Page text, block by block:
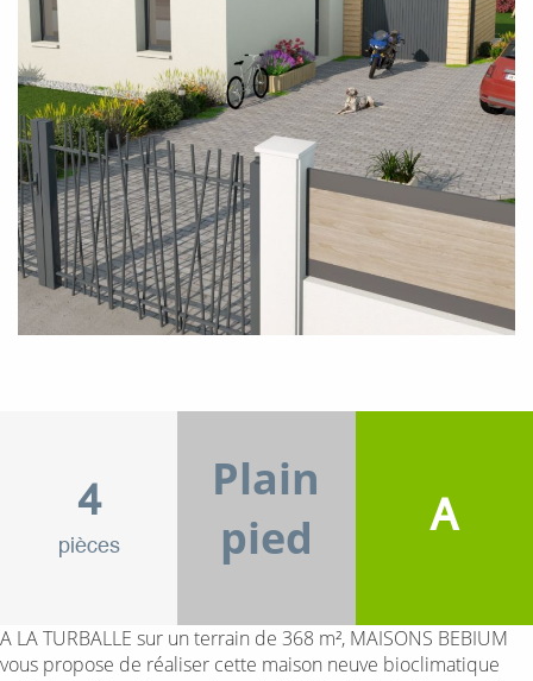
4
pièces
Plain
pied
A
A LA TURBALLE sur un terrain de 368 m², MAISONS BEBIUM
vous propose de réaliser cette maison neuve bioclimatique